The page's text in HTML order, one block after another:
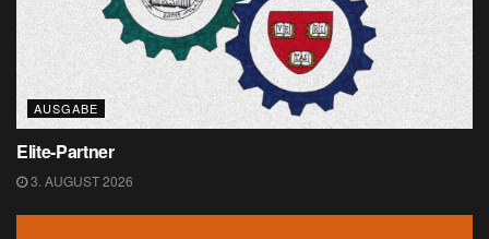
AUSGABE
Elite-Partner
3. AUGUST 2026